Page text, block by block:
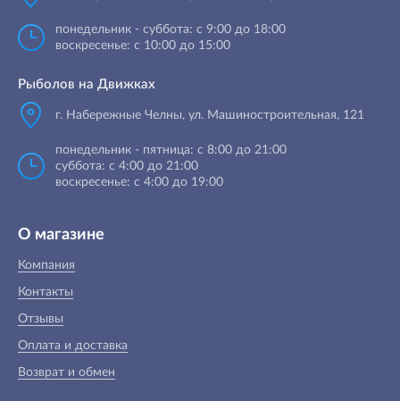
понедельник - суббота: с 9:00 до 18:00
воскресенье: с 10:00 до 15:00
Рыболов на Движках
г. Набережные Челны, ул. Машиностроительная, 121
понедельник - пятница: с 8:00 до 21:00
суббота: с 4:00 до 21:00
воскресенье: с 4:00 до 19:00
О магазине
Компания
Контакты
Отзывы
Оплата и доставка
Возврат и обмен